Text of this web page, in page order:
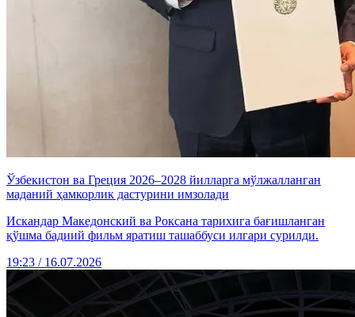
Ўзбекистон ва Греция 2026–2028 йилларга мўлжалланган
маданий ҳамкорлик дастурини имзолади
Искандар Македонский ва Роксана тарихига бағишланган
қўшма бадиий фильм яратиш ташаббуси илгари сурилди.
19:23 / 16.07.2026